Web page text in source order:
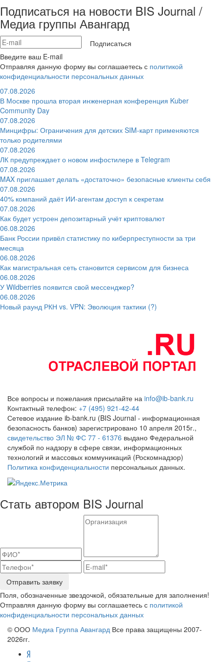
Подписаться на новости BIS Journal /
Медиа группы Авангард
Подписаться
Введите ваш E-mail
Отправляя данную форму вы соглашаетесь с политикой
конфиденциальности персональных данных
07.08.2026
В Москве прошла вторая инженерная конференция Kuber
Community Day
07.08.2026
Минцифры: Ограничения для детских SIM-карт применяются
только родителями
07.08.2026
ЛК предупреждает о новом инфостилере в Telegram
07.08.2026
MAX приглашает делать «достаточно» безопасные клиенты себя
07.08.2026
40% компаний даёт ИИ‑агентам доступ к секретам
07.08.2026
Как будет устроен депозитарный учёт криптовалют
06.08.2026
Банк России привёл статистику по киберпреступности за три
месяца
06.08.2026
Как магистральная сеть становится сервисом для бизнеса
06.08.2026
У Wildberries появится свой мессенджер?
06.08.2026
Новый раунд РКН vs. VPN: Эволюция тактики (?)
Все вопросы и пожелания присылайте на info@ib-bank.ru
Контактный телефон: +7 (495) 921-42-44
Сетевое издание ib-bank.ru (BIS Journal - информационная
безопасность банков) зарегистрировано 10 апреля 2015г.,
свидетельство ЭЛ № ФС 77 - 61376 выдано Федеральной
службой по надзору в сфере связи, информационных
технологий и массовых коммуникаций (Роскомнадзор)
Политика конфиденциальности персональных данных.
Стать автором BIS Journal
Отправить заявку
Поля, обозначенные звездочкой, обязательные для заполнения!
Отправляя данную форму вы соглашаетесь с политикой
конфиденциальности персональных данных
© ООО Медиа Группа Авангард Все права защищены 2007-
2026гг.